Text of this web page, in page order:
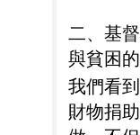
二、基
與貧困
我們看
財物捐